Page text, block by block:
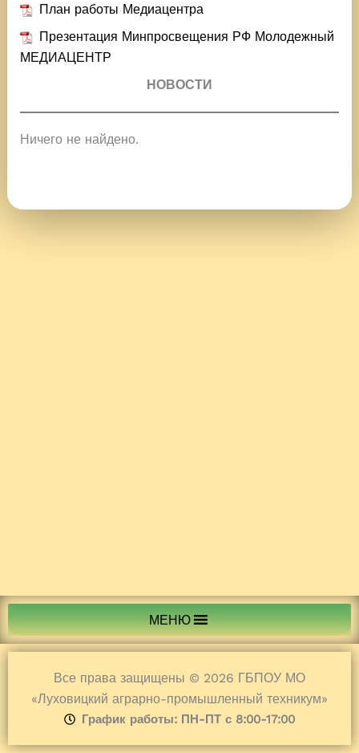
План работы Медиацентра
Презентация Минпросвещения РФ Молодежный
МЕДИАЦЕНТР
НОВОСТИ
Ничего не найдено.
МЕНЮ
Все права защищены © 2026 ГБПОУ МО
«Луховицкий аграрно-промышленный техникум»
График работы: ПН-ПТ с 8:00-17:00